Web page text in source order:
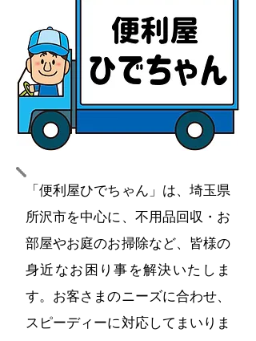
「便利屋ひでちゃん」は、埼玉県
所沢市を中心に、不用品回収・お
部屋やお庭のお掃除など、皆様の
身近なお困り事を解決いたしま
す。お客さまのニーズに合わせ、
スピーディーに対応してまいりま